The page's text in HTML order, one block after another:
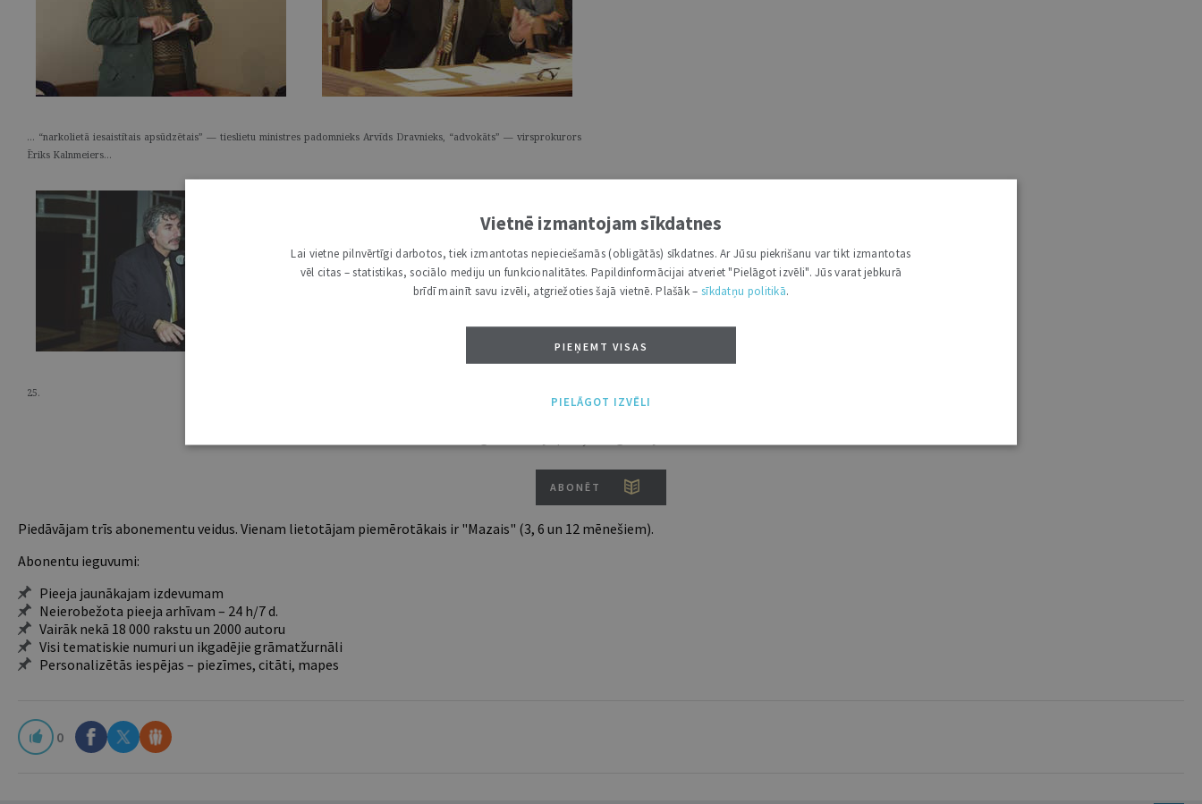
… “narkolietā iesaistītais apsūdzētais” — tieslietu ministres padomnieks Arvīds Dravnieks, “advokāts” — virsprokurors
Ēriks Kalnmeiers…
25.
ABONĒT
Piedāvājam trīs abonementu veidus. Vienam lietotājam piemērotākais ir "Mazais" (3, 6 un 12 mēnešiem).
Abonentu ieguvumi:
Pieeja jaunākajam izdevumam
Neierobežota pieeja arhīvam – 24 h/7 d.
Vairāk nekā 18 000 rakstu un 2000 autoru
Visi tematiskie numuri un ikgadējie grāmatžurnāli
Personalizētās iespējas – piezīmes, citāti, mapes
0
Vietnē izmantojam sīkdatnes
Lai vietne pilnvērtīgi darbotos, tiek izmantotas nepieciešamās (obligātās) sīkdatnes. Ar Jūsu piekrišanu var tikt izmantotas
vēl citas – statistikas, sociālo mediju un funkcionalitātes. Papildinformācijai atveriet "Pielāgot izvēli". Jūs varat jebkurā
brīdī mainīt savu izvēli, atgriežoties šajā vietnē. Plašāk – sīkdatņu politikā.
PIEŅEMT VISAS
PIELĀGOT IZVĒLI